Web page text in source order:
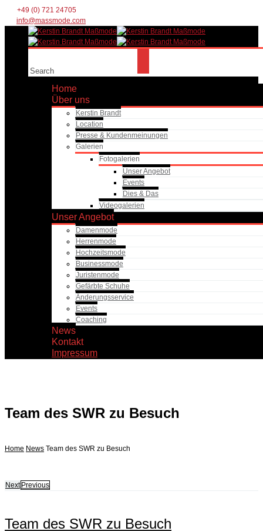
+49 (0) 721 24705
info@massmode.com
Home
Über uns
Kerstin Brandt
Location
Presse & Kundenmeinungen
Galerien
Fotogalerien
Unser Angebot
Events
Dies & Das
Videogalerien
Unser Angebot
Damenmode
Herrenmode
Hochzeitsmode
Businessmode
Juristenmode
Gefärbte Schuhe
Änderungsservice
Events
Coaching
News
Kontakt
Impressum
Team des SWR zu Besuch
Home News Team des SWR zu Besuch
Next Previous
Team des SWR zu Besuch